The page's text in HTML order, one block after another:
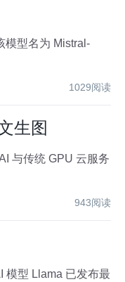
模型名为 Mistral-
1029阅读
生图
943阅读